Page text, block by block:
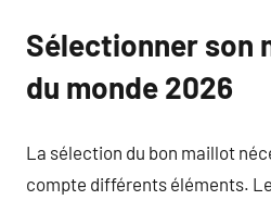
Sélectionner son
du monde 2026
La sélection du bon maillot
compte différents éléments. Le